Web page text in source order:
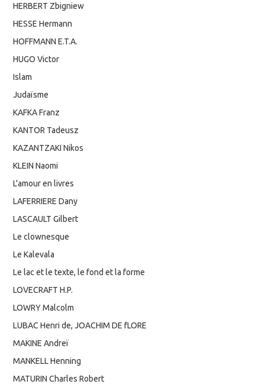
HERBERT Zbigniew
HESSE Hermann
HOFFMANN E.T.A.
HUGO Victor
Islam
Judaïsme
KAFKA Franz
KANTOR Tadeusz
KAZANTZAKI Nikos
KLEIN Naomi
L'amour en livres
LAFERRIERE Dany
LASCAULT Gilbert
Le clownesque
Le Kalevala
Le lac et le texte, le fond et la forme
LOVECRAFT H.P.
LOWRY Malcolm
LUBAC Henri de, JOACHIM DE fLORE
MAKINE Andreï
MANKELL Henning
MATURIN Charles Robert